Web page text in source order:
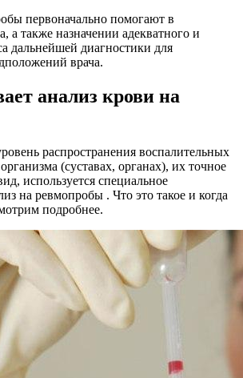
первоначально помогают в
а также назначении адекватного и
дальнейшей диагностики для
врача.
анализ крови на
распространения воспалительных
(суставах, органах), их точное
используется специальное
на ревмопробы . Что это такое и когда
подробнее.